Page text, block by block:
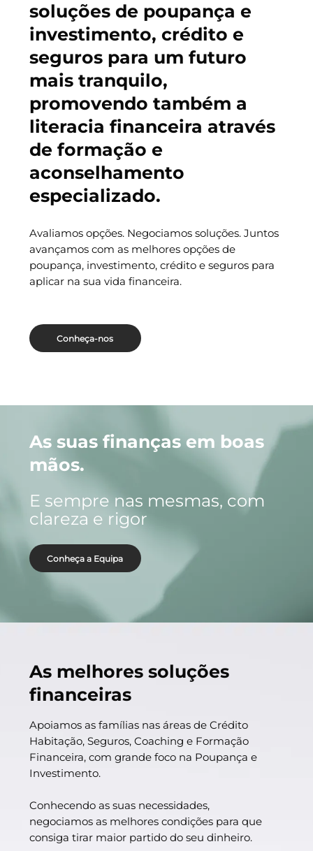
soluções de poupança e
investimento, crédito e
seguros para um futuro
mais tranquilo,
promovendo também a
literacia financeira através
de formação e
aconselhamento
especializado.
Avaliamos opções. Negociamos soluções. Juntos
avançamos com as melhores opções de
poupança, investimento, crédito e seguros para
aplicar na sua vida financeira.
Conheça-nos
As suas finanças em boas
mãos.
E sempre nas mesmas, com
clareza e rigor
Conheça a Equipa
As melhores soluções
financeiras
Apoiamos as famílias nas áreas de Crédito
Habitação, Seguros, Coaching e Formação
Financeira, com grande foco na Poupança e
Investimento.
Conhecendo as suas necessidades,
negociamos as melhores condições para que
consiga tirar maior partido do seu dinheiro.